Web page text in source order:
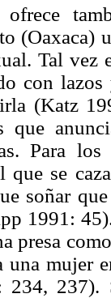
(Oaxaca)
Tal
con
(Katz
que
Para
que se
soñar
1991:
presa
una mujer
234, 237).